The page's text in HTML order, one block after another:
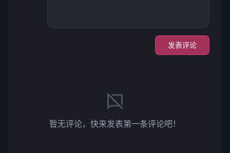
发表评论
暂无评论，快来发表第一条评论吧！